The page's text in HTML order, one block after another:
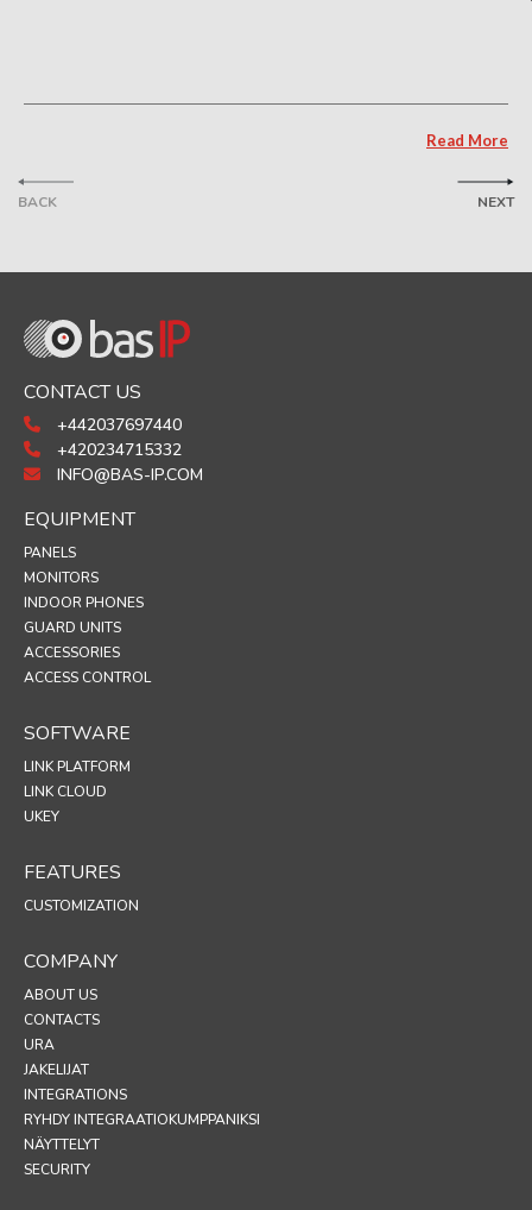
BACK
Read More
NEXT
CONTACT US
+442037697440
+420234715332
INFO@BAS-IP.COM
EQUIPMENT
PANELS
MONITORS
INDOOR PHONES
GUARD UNITS
ACCESSORIES
ACCESS CONTROL
SOFTWARE
LINK PLATFORM
LINK CLOUD
UKEY
FEATURES
CUSTOMIZATION
COMPANY
ABOUT US
CONTACTS
URA
JAKELIJAT
INTEGRATIONS
RYHDY INTEGRAATIOKUMPPANIKSI
NÄYTTELYT
SECURITY